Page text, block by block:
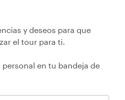
y deseos para que
el tour para ti.
personal en tu bandeja de